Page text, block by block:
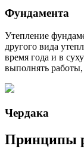
Фундамента
Утепление
другого вида
время года и в
выполнять
Чердака
Принципы